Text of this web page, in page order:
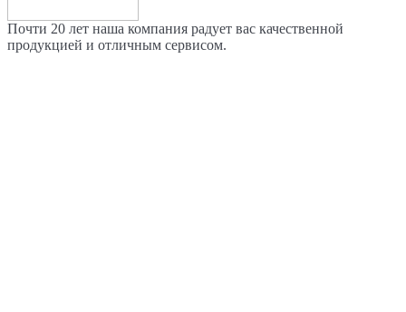
Почти 20 лет наша компания радует вас качественной
продукцией и отличным сервисом.